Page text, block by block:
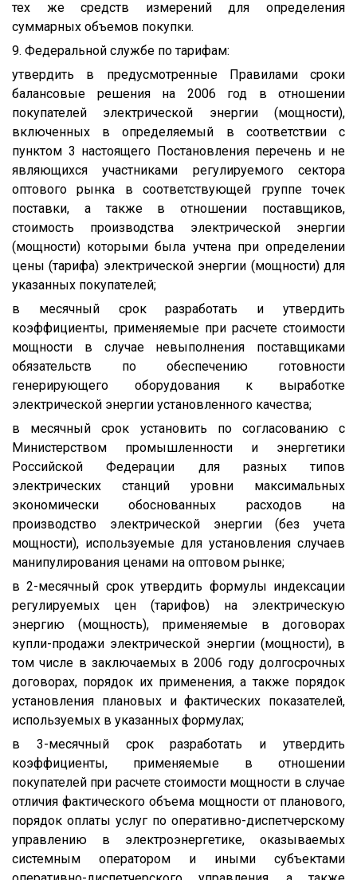
тех же средств измерений для определения
суммарных объемов покупки.
9. Федеральной службе по тарифам:
утвердить в предусмотренные Правилами сроки
балансовые решения на 2006 год в отношении
покупателей электрической энергии (мощности),
включенных в определяемый в соответствии с
пунктом 3 настоящего Постановления перечень и не
являющихся участниками регулируемого сектора
оптового рынка в соответствующей группе точек
поставки, а также в отношении поставщиков,
стоимость производства электрической энергии
(мощности) которыми была учтена при определении
цены (тарифа) электрической энергии (мощности) для
указанных покупателей;
в месячный срок разработать и утвердить
коэффициенты, применяемые при расчете стоимости
мощности в случае невыполнения поставщиками
обязательств по обеспечению готовности
генерирующего оборудования к выработке
электрической энергии установленного качества;
в месячный срок установить по согласованию с
Министерством промышленности и энергетики
Российской Федерации для разных типов
электрических станций уровни максимальных
экономически обоснованных расходов на
производство электрической энергии (без учета
мощности), используемые для установления случаев
манипулирования ценами на оптовом рынке;
в 2-месячный срок утвердить формулы индексации
регулируемых цен (тарифов) на электрическую
энергию (мощность), применяемые в договорах
купли-продажи электрической энергии (мощности), в
том числе в заключаемых в 2006 году долгосрочных
договорах, порядок их применения, а также порядок
установления плановых и фактических показателей,
используемых в указанных формулах;
в 3-месячный срок разработать и утвердить
коэффициенты, применяемые в отношении
покупателей при расчете стоимости мощности в случае
отличия фактического объема мощности от планового,
порядок оплаты услуг по оперативно-диспетчерскому
управлению в электроэнергетике, оказываемых
системным оператором и иными субъектами